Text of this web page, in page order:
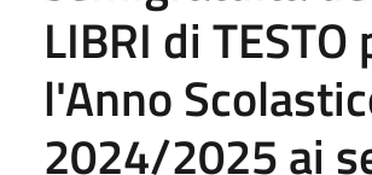
LIBRI di TESTO
l'Anno
2024/2025 ai